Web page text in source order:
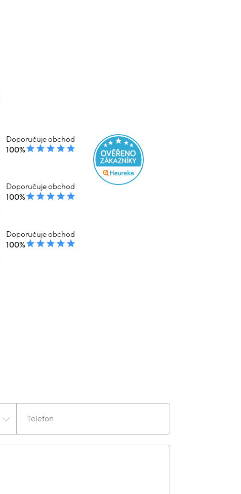
Doporučuje obchod
100%
Doporučuje obchod
100%
Doporučuje obchod
100%
Telefon